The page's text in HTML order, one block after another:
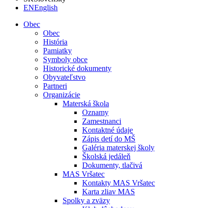
ENEnglish
Obec
Obec
História
Pamiatky
Symboly obce
Historické dokumenty
Obyvateľstvo
Partneri
Organizácie
Materská škola
Oznamy
Zamestnanci
Kontaktné údaje
Zápis detí do MŠ
Galéria materskej školy
Školská jedáleň
Dokumenty, tlačivá
MAS Vršatec
Kontakty MAS Vršatec
Karta zliav MAS
Spolky a zväzy